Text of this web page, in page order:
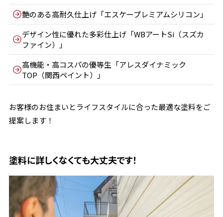
艶のある高耐久仕上げ「エスケープレミアムシリコン」
デザイン性に優れた多彩仕上げ「WBアートSi（スズカ
ファイン）」
高機能・高コスパの優等生「アレスダイナミック
TOP（関西ペイント）」
お客様のお住まいとライフスタイルに合った最適な塗料をご
提案します！
塗料に詳しくなくても大丈夫です！